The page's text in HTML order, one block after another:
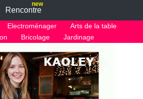
Rencontre
new
Electroménager
Arts de la table
Bricolage Jardinage